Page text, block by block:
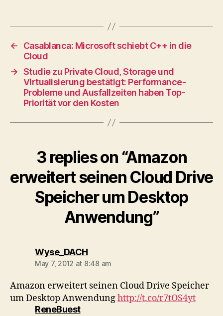
←
Casablanca: Microsoft schiebt C++ in die
Cloud
→ Studie zu Private Cloud, Storage und
Virtualisierung bestätigt: Performance-
Probleme und Ausfallzeiten haben Top-
Priorität vor den Kosten
3 replies on “Amazon
erweitert seinen Cloud Drive
Speicher um Desktop
Anwendung”
Wyse_DACHsays:
May 7, 2012 at 8:48 am
Amazon erweitert seinen Cloud Drive Speicher
um Desktop Anwendunghttp://t.co/r7tOS4yt
ReneBuestsays: